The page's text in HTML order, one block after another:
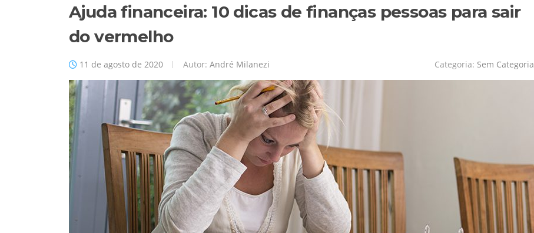
Ajuda financeira: 10 dicas de finanças pessoas para sair
do vermelho
11 de agosto de 2020 Autor: André Milanezi Categoria: Sem Categoria